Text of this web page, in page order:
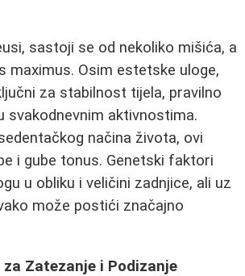
sastoji se od nekoliko mišića, a
maximus. Osim estetske uloge,
za stabilnost tijela, pravilno
svakodnevnim aktivnostima.
načina života, ovi
i gube tonus. Genetski faktori
u obliku i veličini zadnjice, ali uz
može postići značajno
za Zatezanje i Podizanje